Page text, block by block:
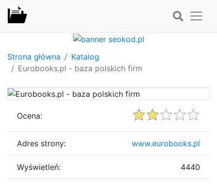
Strona główna
Katalog
Eurobooks.pl - baza polskich firm
Ocena:
Adres strony: www.eurobooks.pl
Wyświetleń: 4440